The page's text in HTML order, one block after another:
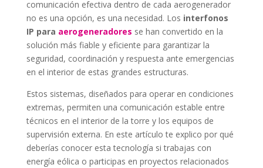
comunicación efectiva dentro de cada aerogenerador
no es una opción, es una necesidad. Los interfonos
IP para aerogeneradores se han convertido en la
solución más fiable y eficiente para garantizar la
seguridad, coordinación y respuesta ante emergencias
en el interior de estas grandes estructuras.
Estos sistemas, diseñados para operar en condiciones
extremas, permiten una comunicación estable entre
técnicos en el interior de la torre y los equipos de
supervisión externa. En este artículo te explico por qué
deberías conocer esta tecnología si trabajas con
energía eólica o participas en proyectos relacionados